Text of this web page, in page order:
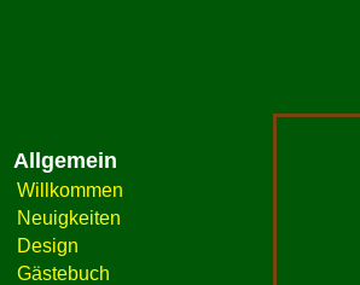
Allgemein
Willkommen
Neuigkeiten
Design
Gästebuch